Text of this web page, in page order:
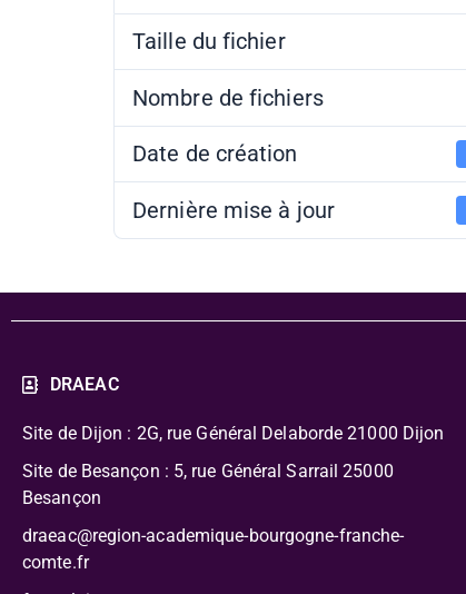
Taille du fichier
Nombre de fichiers
Date de création
Dernière mise à jour
DRAEAC
Site de Dijon : 2G, rue Général Delaborde 21000 Dijon
Site de Besançon : 5, rue Général Sarrail 25000
Besançon
draeac@region-academique-bourgogne-franche-
comte.fr